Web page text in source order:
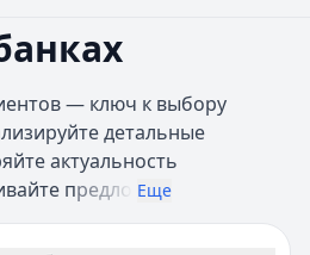
— ключ к выбору
детальные
актуальность
предло Еще